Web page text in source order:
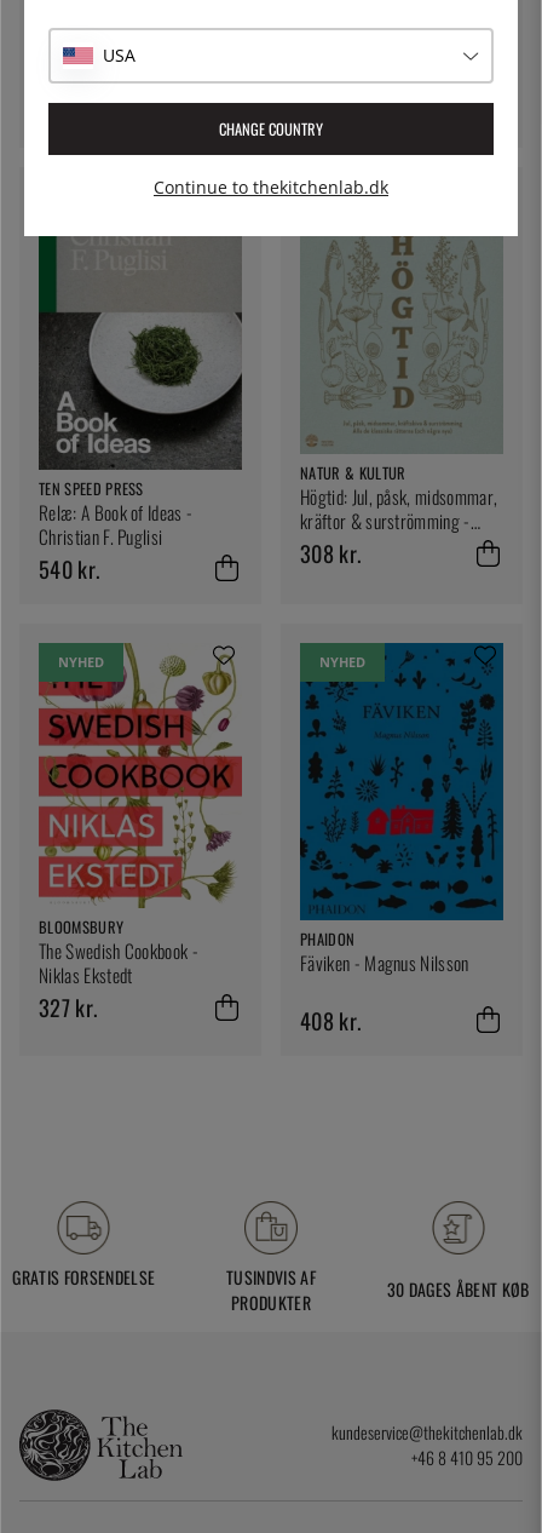
Husman: Alla de klassiska
rätterna (och några
bortglömda) - Stefan Ekengren
245 kr.
APARTAMENTO PUBLISHING
cooking and party - Frederik
Bille Brahe
634 kr.
TEN SPEED PRESS
Relæ: A Book of Ideas -
Christian F. Puglisi
540 kr.
NATUR & KULTUR
Högtid: Jul, påsk, midsommar,
kräftor & surströmming -
Stefan Ekengren
308 kr.
NYHED
BLOOMSBURY
The Swedish Cookbook -
Niklas Ekstedt
327 kr.
NYHED
PHAIDON
Fäviken - Magnus Nilsson
408 kr.
GRATIS FORSENDELSE
TUSINDVIS AF
PRODUKTER
30 DAGES ÅBENT KØB
kundeservice@thekitchenlab.dk
+46 8 410 95 200
USA
CHANGE COUNTRY
Continue to thekitchenlab.dk